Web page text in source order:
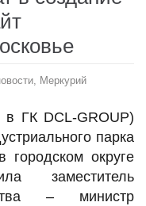
, Меркурий
ГК DCL-GROUP)
парка
округе
заместитель
– министр